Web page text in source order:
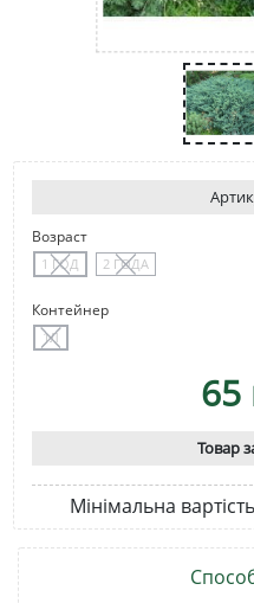
Возраст
1 ГОД 2 ГОДА
Контейнер
1Л
65
Товар
Мінімальна